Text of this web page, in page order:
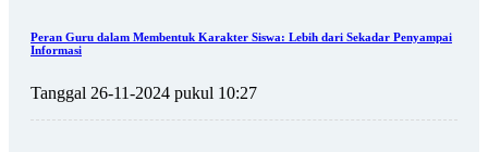
Peran Guru dalam Membentuk Karakter Siswa: Lebih dari Sekadar Penyampai
Informasi
Tanggal 26-11-2024 pukul 10:27